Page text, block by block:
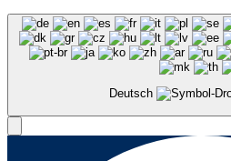
Deutsch